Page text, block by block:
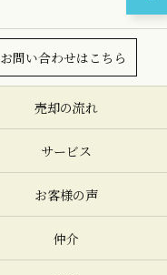
お問い合わせはこちら
売却の流れ
サービス
お客様の声
仲介